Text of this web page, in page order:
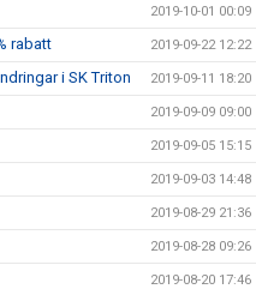
2019-10-01 00:09
rabatt 2019-09-22 12:22
i SK Triton 2019-09-11 18:20
2019-09-09 09:00
2019-09-05 15:15
2019-09-03 14:48
2019-08-29 21:36
2019-08-28 09:26
2019-08-20 17:46